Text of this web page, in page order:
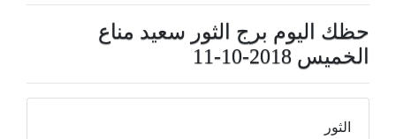
حظك اليوم برج الثور سعيد مناع
الخميس 2018-10-11
الثور